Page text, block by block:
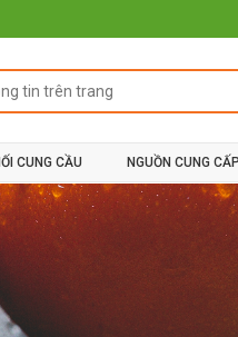
CUNG CẦU NGUỒN CUNG CẤP